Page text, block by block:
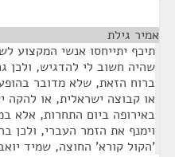
אמיר גילת
תיכף יתייחסו אנשי המקצוע
שהיה חשוב לי להדגיש, ולכן
ברוח הזאת, שלא מדובר
או קבוצה ישראלית, או להקה
באירופה ביום התחרות, אלא
וימנף את הזמר העברי, ולכן
'הקול קורא' החוצה, שמיד